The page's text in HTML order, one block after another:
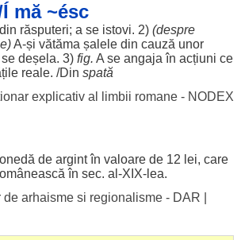
mă ~ésc
din răsputeri; a se istovi. 2) (despre
)A-și vătăma șaleledin cauză unor
deșela. 3)fig. A se angaja în acțiuni ce
reale. /Din spată
explicativ al limbii romane - NODEX
de argintîn valoarede 12 lei, care
în sec. al-XIX-lea.
de arhaisme si regionalisme - DAR